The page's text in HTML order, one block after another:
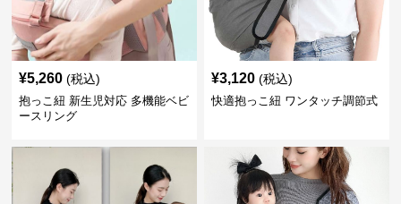
¥5,260 (税込)
抱っこ紐 新生児対応 多機能ベビ
ースリング
¥3,120 (税込)
快適抱っこ紐 ワンタッチ調節式